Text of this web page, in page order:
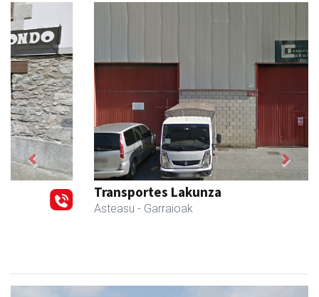
Transportes Lakunza
Asteasu - Garraioak
Previous Next